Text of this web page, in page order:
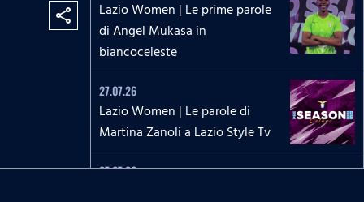
share
Lazio Women | Le prime parole
di Angel Mukasa in
biancoceleste
27.07.26
Lazio Women | Le parole di
Martina Zanoli a Lazio Style Tv
27.07.26